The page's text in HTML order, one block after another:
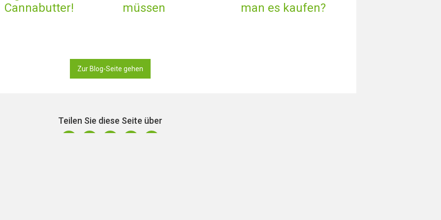
Cannabutter!
müssen
man es kaufen?
Zur Blog-Seite gehen
Teilen Sie diese Seite über